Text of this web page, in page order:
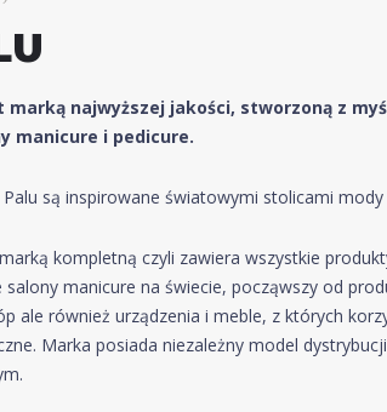
marką najwyższej jakości, stworzoną z
manicure i pedicure.
są inspirowane światowymi stolicami
kompletną czyli zawiera wszystkie
salony manicure na świecie, począwszy od
ale również urządzenia i meble, z których
Marka posiada niezależny model